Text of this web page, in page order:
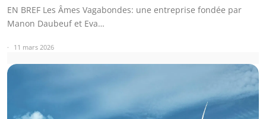
EN BREF Les Âmes Vagabondes: une entreprise fondée par
Manon Daubeuf et Eva…
11 mars 2026